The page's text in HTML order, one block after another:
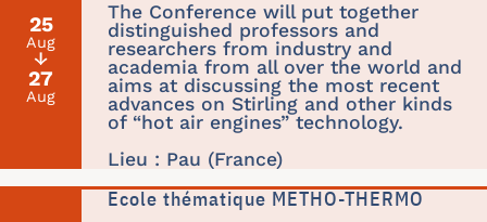
25
Aug
↓
27
Aug
The Conference will put together
distinguished professors and
researchers from industry and
academia from all over the world and
aims at discussing the most recent
advances on Stirling and other kinds
of “hot air engines” technology.
Lieu : Pau (France)
Ecole thématique METHO-THERMO